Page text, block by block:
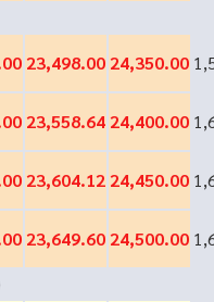
23,498.00 24,350.00
23,558.64 24,400.00
23,604.12 24,450.00
23,649.60 24,500.00